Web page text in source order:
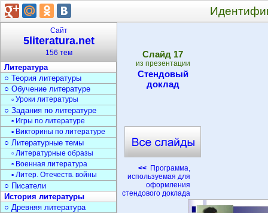
Cлайд 17
из презентации
Стендовый
доклад
<< Программа,
используемая для
оформления
стендового доклада
Сайт
5literatura.net
156 тем
Литература
○ Теория литературы
○ Обучение литературе
▫ Уроки литературы
○ Задания по литературе
▫ Игры по литературе
▫ Викторины по литературе
○ Литературные темы
▫ Литературные образы
▫ Военная литература
▫ Литер. Отечеств. войны
○ Писатели
История литературы
○ Древняя литература